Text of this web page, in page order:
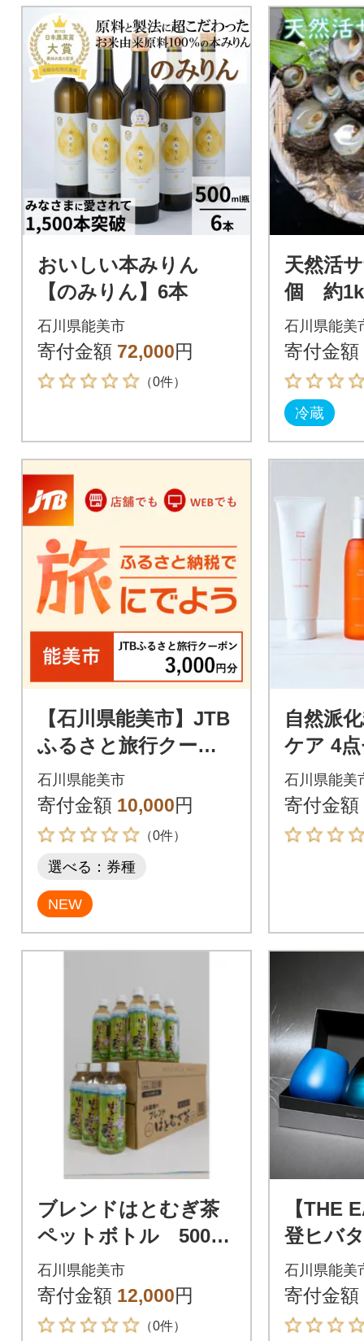
おいしい本みりん
【のみりん】6本
石川県能美市
寄付金額 72,000円
（0件）
天然活
個 約
石川県能美
寄付金額
冷蔵
【石川県能美市】JTB
ふるさと旅行クーポ
ン(Eメール発行)3,000
円分
石川県能美市
寄付金額 10,000円
（0件）
選べる：券種
NEW
自然派
ケア 4
石川県能美
寄付金額
ブレンドはとむぎ茶
ペットボトル 500ml
×24本
石川県能美市
寄付金額 12,000円
（0件）
【THE
登ヒバ
ウンド
ト 輪島
塗
石川県能美
寄付金額